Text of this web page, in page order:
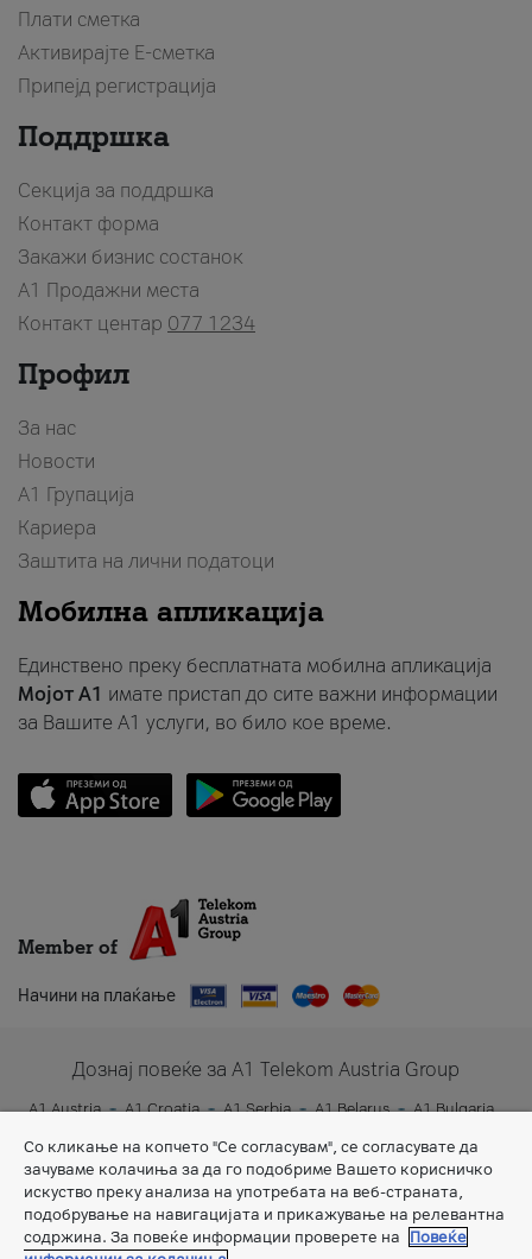
Плати сметка
Активирајте Е-сметка
Припејд регистрација
Поддршка
Секција за поддршка
Контакт форма
Закажи бизнис состанок
A1 Продажни места
Контакт центар 077 1234
Профил
За нас
Новости
А1 Групација
Кариера
Заштита на лични податоци
Мобилна апликација
Единствено преку бесплатната мобилна апликација
Мојот A1 имате пристап до сите важни информации
за Вашите A1 услуги, во било кое време.
Member of
Начини на плаќање
Дознај повеќе за A1 Telekom Austria Group
A1 Austria A1 Croatia A1 Serbia A1 Belarus
A1 Bulgaria
Со кликање на копчето "Се согласувам", се согласувате да
зачуваме колачиња за да го подобриме Вашето корисничко
искуство преку анализа на употребата на веб-страната,
подобрување на навигацијата и прикажување на релевантна
содржина. За повеќе информации проверете на
Повеќе